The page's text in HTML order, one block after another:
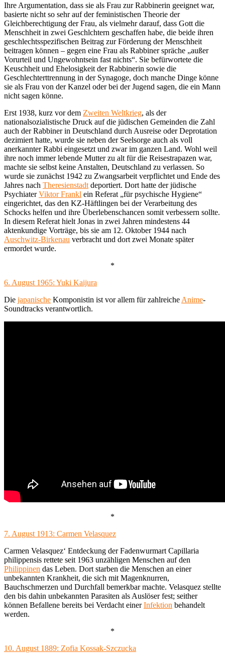
Ihre Argumentation, dass sie als Frau zur Rabbinerin geeignet war,
basierte nicht so sehr auf der feministischen Theorie der
Gleichberechtigung der Frau, als vielmehr darauf, dass Gott die
Menschheit in zwei Geschlchtern geschaffen habe, die beide ihren
geschlechtsspezifischen Beitrag zur Förderung der Menschheit
beitragen können – gegen eine Frau als Rabbiner spräche „außer
Vorurteil und Ungewohntsein fast nichts“. Sie befürwortete die
Keuschheit und Ehelosigkeit der Rabbinerin sowie die
Geschlechterttrennung in der Synagoge, doch manche Dinge könne
sie als Frau von der Kanzel oder bei der Jugend sagen, die ein Mann
nicht sagen könne.
Erst 1938, kurz vor dem Zweiten Weltkrieg, als der
nationalsozialistische Druck auf die jüdischen Gemeinden die Zahl
auch der Rabbiner in Deutschland durch Ausreise oder Deprotation
dezimiert hatte, wurde sie neben der Seelsorge auch als voll
anerkannter Rabbi eingesetzt und zwar im ganzen Land. Wohl weil
ihre noch immer lebende Mutter zu alt für die Reisestrapazen war,
machte sie selbst keine Anstalten, Deutschland zu verlassen. So
wurde sie zunächst 1942 zu Zwangsarbeit verpflichtet und Ende des
Jahres nach Theresienstadt deportiert. Dort hatte der jüdische
PsychiaterViktor Frankl ein Referat „für psychische Hygiene“
eingerichtet, das den KZ-Häftlingen bei der Verarbeitung des
Schocks helfen und ihre Überlebenschancen somit verbessern sollte.
In diesem Referat hielt Jonas in zwei Jahren mindestens 44
aktenkundige Vorträge, bis sie am 12. Oktober 1944 nach
Auschwitz-Birkenau verbracht und dort zwei Monate später
ermordet wurde.
*
6. August 1965: Yuki Kaijura
Die japanische Komponistin ist vor allem für zahlreiche Anime-
Soundtracks verantwortlich.
*
7. August 1913: Carmen Velasquez
Carmen Velasquez‘ Entdeckung der Fadenwurmart Capillaria
philippensis rettete seit 1963 unzähligen Menschen auf den
Philippinen das Leben. Dort starben die Menschen an einer
unbekannten Krankheit, die sich mit Magenknurren,
Bauchschmerzen und Durchfall bemerkbar machte. Velasquez stellte
den bis dahin unbekannten Parasiten als Auslöser fest; seither
können Befallene bereits bei Verdacht einerInfektion behandelt
werden.
*
10. August 1889: Zofia Kossak-Szczucka